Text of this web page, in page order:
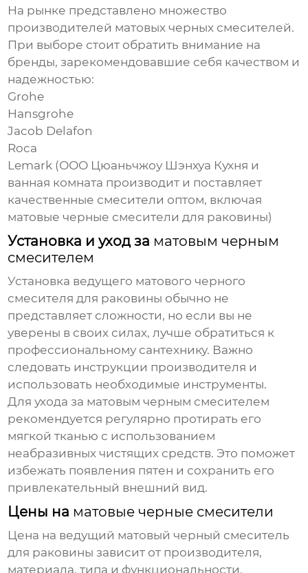
На рынке представлено множество
производителей матовых черных смесителей.
При выборе стоит обратить внимание на
бренды, зарекомендовавшие себя качеством и
надежностью:
Grohe
Hansgrohe
Jacob Delafon
Roca
Lemark (ООО Цюаньчжоу Шэнхуа Кухня и
ванная комната производит и поставляет
качественные смесители оптом, включая
матовые черные смесители для раковины)
Установка и уход за матовым черным
смесителем
Установка ведущего матового черного
смесителя для раковины обычно не
представляет сложности, но если вы не
уверены в своих силах, лучше обратиться к
профессиональному сантехнику. Важно
следовать инструкции производителя и
использовать необходимые инструменты.
Для ухода за матовым черным смесителем
рекомендуется регулярно протирать его
мягкой тканью с использованием
неабразивных чистящих средств. Это поможет
избежать появления пятен и сохранить его
привлекательный внешний вид.
Цены на матовые черные смесители
Цена на ведущий матовый черный смеситель
для раковины зависит от производителя,
материала, типа и функциональности.